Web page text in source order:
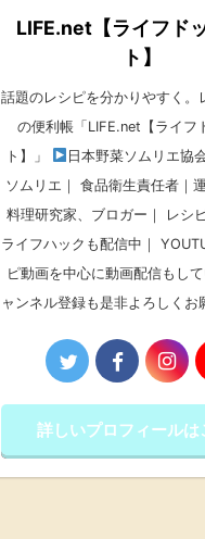
LIFE.net【ライフド
ト】
話題のレシピを分かりやすく。
の便利帳「LIFE.net【ライフ
ト】」
日本野菜ソムリエ
ソムリエ｜ 食品衛生責任者｜
料理研究家、ブロガー｜ レシ
ライフハックも配信中｜
ピ動画を中心に動画配信もし
ャンネル登録も是非よろしくお
詳しいプロフィールは